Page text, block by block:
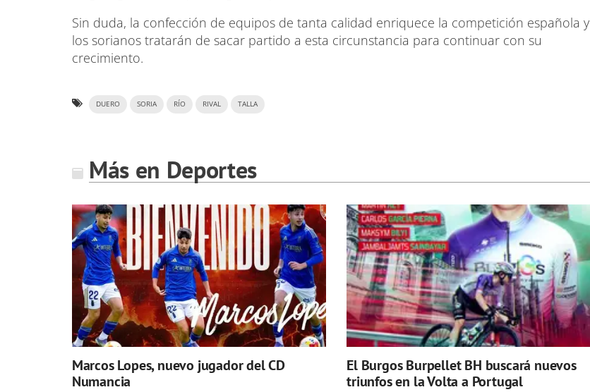
Sin duda, la confección de equipos de tanta calidad enriquece la competición española y
los sorianos tratarán de sacar partido a esta circunstancia para continuar con su
crecimiento.
DUERO SORIA RÍO RIVAL TALLA
Más en Deportes
Marcos Lopes, nuevo jugador del CD
Numancia
El Burgos Burpellet BH buscará nuevos
triunfos en la Volta a Portugal